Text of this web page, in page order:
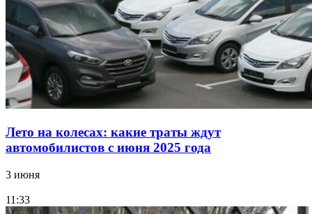
Лето на колесах: какие траты ждут
автомобилистов с июня 2025 года
3 июня
11:33